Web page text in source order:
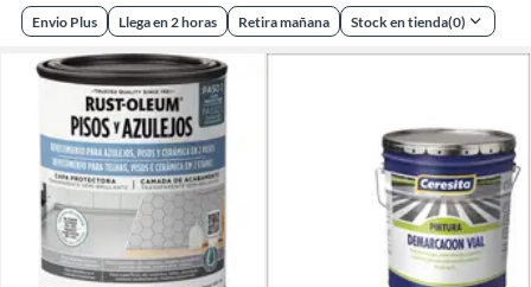
Envio Plus Llega en 2 horas Retira mañana Stock en tienda(0)